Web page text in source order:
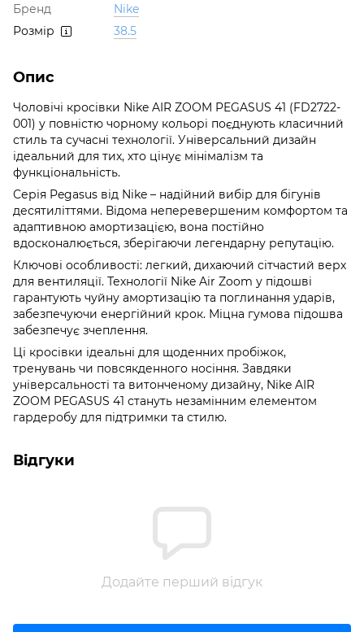
Бренд
Nike
Розмір
38.5
Опис
Чоловічі кросівки Nike AIR ZOOM PEGASUS 41 (FD2722-
001) у повністю чорному кольорі поєднують класичний
стиль та сучасні технології. Універсальний дизайн
ідеальний для тих, хто цінує мінімалізм та
функціональність.
Серія Pegasus від Nike – надійний вибір для бігунів
десятиліттями. Відома неперевершеним комфортом та
адаптивною амортизацією, вона постійно
вдосконалюється, зберігаючи легендарну репутацію.
Ключові особливості: легкий, дихаючий сітчастий верх
для вентиляції. Технології Nike Air Zoom у підошві
гарантують чуйну амортизацію та поглинання ударів,
забезпечуючи енергійний крок. Міцна гумова підошва
забезпечує зчеплення.
Ці кросівки ідеальні для щоденних пробіжок,
тренувань чи повсякденного носіння. Завдяки
універсальності та витонченому дизайну, Nike AIR
ZOOM PEGASUS 41 стануть незамінним елементом
гардеробу для підтримки та стилю.
Відгуки
Додайте перший відгук